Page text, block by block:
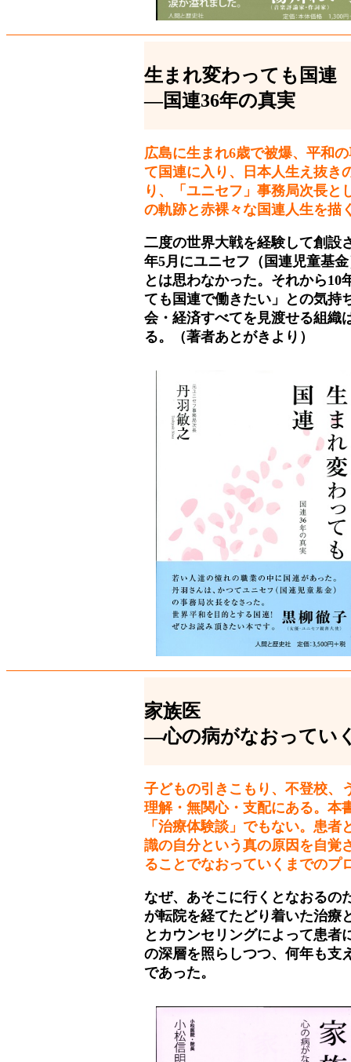
生まれ変わっても国連
―国連36年の真実
広島に生まれ6歳で被爆、平和
て国連に入り、日本人生え抜き
り、「ユニセフ」事務局次長と
の軌跡と赤裸々な国連人生を描
二度の世界大戦を経験して創設
年5月にユニセフ（国連児童基
とは思わなかった。それから
ても国連で働きたい」との気持
会・経済すべてを見渡せる組織
る。（著者あとがきより）
家族医
―心の病がなおってい
子どもの引きこもり、不登校、
理解・無関心・支配にある。本
「治療体験談」でもない。患
識の自分という真の原因を自覚
ることでなおっていくまでのプ
なぜ、あそこに行くとなおる
が転院を経てたどり着いた治
とカウンセリングによって患者
の深層を照らしつつ、何年も支
であった。